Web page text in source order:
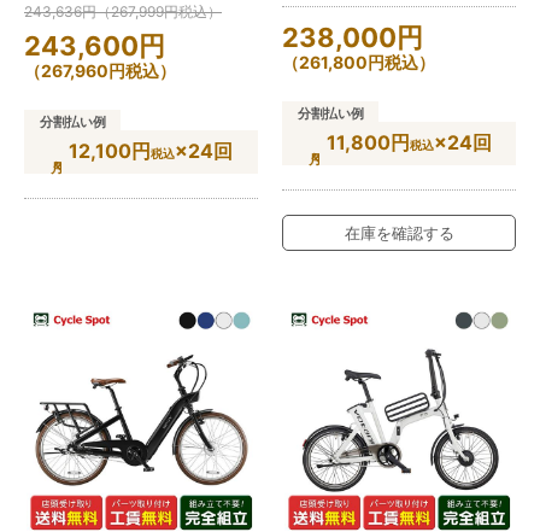
243,636円（267,999円税込）
243,600円
（267,960円税込）
分割払い例
12,100円税込×24回
238,000円
（261,800円税込）
分割払い例
11,800円税込×24回
在庫を確認する